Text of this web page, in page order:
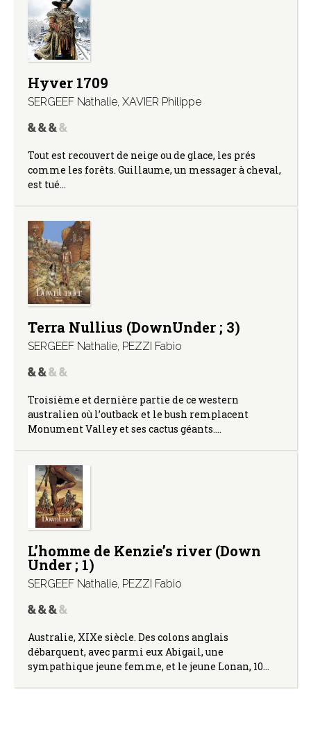
Hyver 1709
SERGEEF Nathalie, XAVIER Philippe
Tout est recouvert de neige ou de glace, les prés
comme les forêts. Guillaume, un messager à cheval,
est tué…
Terra Nullius (DownUnder ; 3)
SERGEEF Nathalie, PEZZI Fabio
Troisième et dernière partie de ce western
australien où l’outback et le bush remplacent
Monument Valley et ses cactus géants.…
L’homme de Kenzie’s river (Down
Under ; 1)
SERGEEF Nathalie, PEZZI Fabio
Australie, XIXe siècle. Des colons anglais
débarquent, avec parmi eux Abigail, une
sympathique jeune femme, et le jeune Lonan, 10…